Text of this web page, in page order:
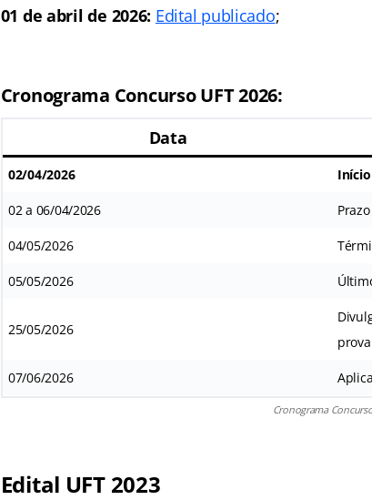
01 de abril de 2026: Edital publicado;
Cronograma Concurso UFT 2026:
Data
02/04/2026
02 a 06/04/2026
04/05/2026
05/05/2026
25/05/2026
prova
07/06/2026
Cronograma
Edital UFT 2023